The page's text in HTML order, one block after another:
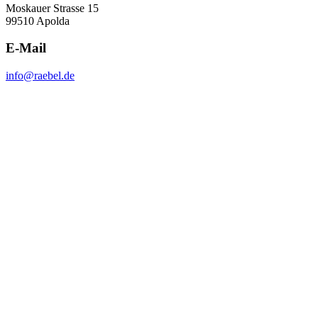
Moskauer Strasse 15
99510 Apolda
E-Mail
info@raebel.de